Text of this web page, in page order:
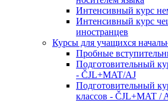
Интенсивный курс
Интенсивный курс
иностранцев
Курсы для учащихся
Пробные
Подготовительный
- ČJL+MAT/AJ
Подготовительный
классов - ČJL+MAT /